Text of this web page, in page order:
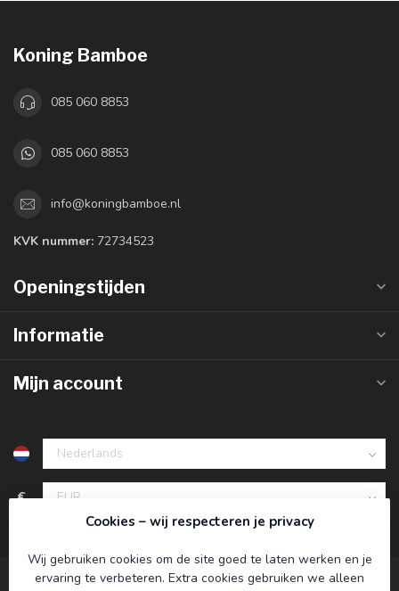
Koning Bamboe
085 060 8853
085 060 8853
info@koningbamboe.nl
KVK nummer: 72734523
Openingstijden
Informatie
Mijn account
€
Cookies – wij respecteren je privacy
Wij gebruiken cookies om de site goed te laten werken en je
ervaring te verbeteren. Extra cookies gebruiken we alleen